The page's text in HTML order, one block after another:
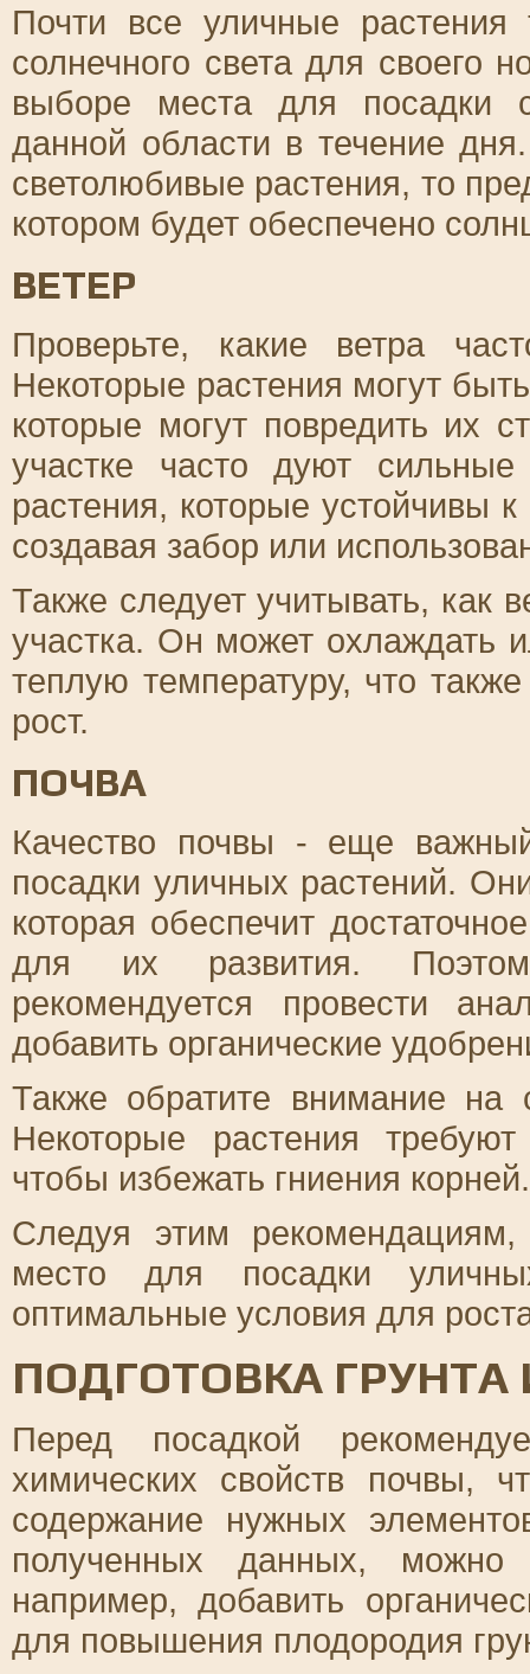
Почти все уличные растения
солнечного света для своего
выборе места для посадки
данной области в течение
светолюбивые растения, то
котором будет обеспечено
ВЕТЕР
Проверьте, какие ветра
Некоторые растения могут
которые могут повредить их
участке часто дуют
растения, которые устойчивы
создавая забор или
Также следует учитывать, как
участка. Он может охлаждать
теплую температуру, что
рост.
ПОЧВА
Качество почвы - еще
посадки уличных растений.
которая обеспечит
для их развития.
рекомендуется провести
добавить органические
Также обратите внимание на
Некоторые растения
чтобы избежать гниения корней.
Следуя этим
место для посадки
оптимальные условия для
ПОДГОТОВКА
Перед посадкой
химических свойств почвы,
содержание нужных
полученных данных, можно
например, добавить
для повышения плодородия